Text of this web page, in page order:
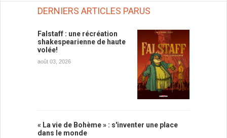
DERNIERS ARTICLES PARUS
Falstaff : une récréation
shakespearienne de haute
volée!
août 03, 2026
« La vie de Bohème » : s'inventer une place
dans le monde